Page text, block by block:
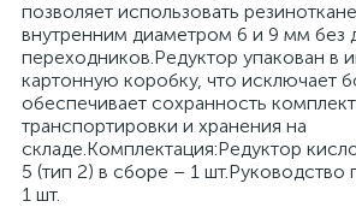
позволяет использовать
внутренним диаметром 6 и 9 мм без
переходников.Редуктор упакован в
картонную коробку, что исключает
обеспечивает сохранность
транспортировки и хранения на
складе.Комплектация:Редуктор
5 (тип 2) в сборе – 1 шт.Руководство
1 шт.